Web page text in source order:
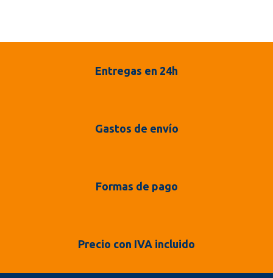
Entregas en 24h
Gastos de envío
Formas de pago
Precio con IVA incluido